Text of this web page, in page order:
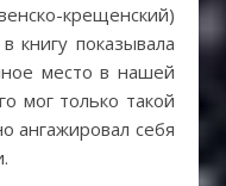
крещенский)
книгу показывала
место в нашей
мог только такой
ангажировал себя